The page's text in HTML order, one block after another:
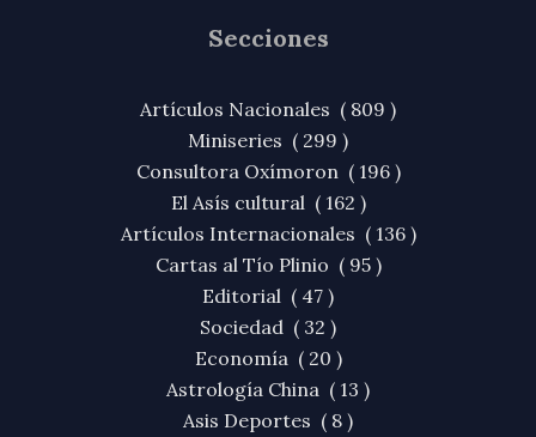
Secciones
Artículos Nacionales ( 809 )
Miniseries ( 299 )
Consultora Oxímoron ( 196 )
El Asís cultural ( 162 )
Artículos Internacionales ( 136 )
Cartas al Tío Plinio ( 95 )
Editorial ( 47 )
Sociedad ( 32 )
Economía ( 20 )
Astrología China ( 13 )
Asis Deportes ( 8 )